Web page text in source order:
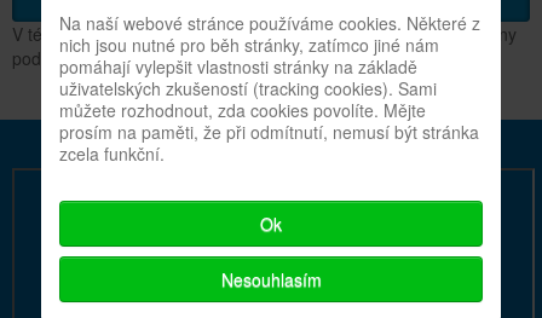
V této kategorii nejsou žádné články. Jsou-li na stránce zobrazeny
podkategorie, mohou obsahovat články.
Na naší webové stránce používáme cookies. Některé z
nich jsou nutné pro běh stránky, zatímco jiné nám
pomáhají vylepšit vlastnosti stránky na základě
uživatelských zkušeností (tracking cookies). Sami
můžete rozhodnout, zda cookies povolíte. Mějte
prosím na paměti, že při odmítnutí, nemusí být stránka
zcela funkční.
Ok
Nesouhlasím